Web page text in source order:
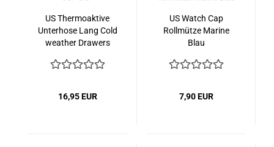
US Thermoaktive
Unterhose Lang Cold
weather Drawers
16,95 EUR
US Watch Cap
Rollmütze Marine
Blau
7,90 EUR